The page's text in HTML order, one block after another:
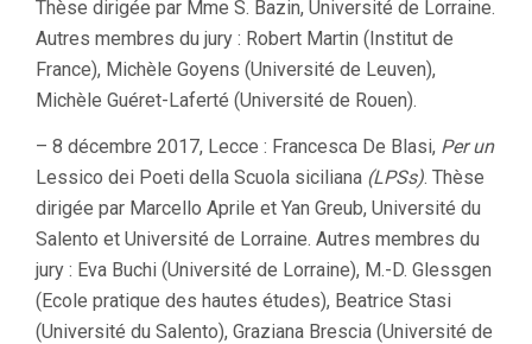
Thèse dirigée par Mme S. Bazin, Université de Lorraine.
Autres membres du jury : Robert Martin (Institut de
France), Michèle Goyens (Université de Leuven),
Michèle Guéret-Laferté (Université de Rouen).
– 8 décembre 2017, Lecce : Francesca De Blasi, Per un
Lessico dei Poeti della Scuola siciliana (LPSs). Thèse
dirigée par Marcello Aprile et Yan Greub, Université du
Salento et Université de Lorraine. Autres membres du
jury : Eva Buchi (Université de Lorraine), M.-D. Glessgen
(Ecole pratique des hautes études), Beatrice Stasi
(Université du Salento), Graziana Brescia (Université de